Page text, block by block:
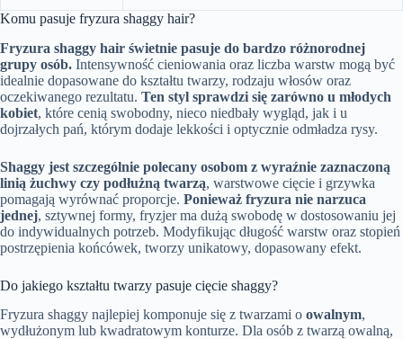
Komu pasuje fryzura shaggy hair?
Fryzura shaggy hair świetnie pasuje do bardzo różnorodnej
grupy osób. Intensywność cieniowania oraz liczba warstw mogą być
idealnie dopasowane do kształtu twarzy, rodzaju włosów oraz
oczekiwanego rezultatu. Ten styl sprawdzi się zarówno u młodych
kobiet, które cenią swobodny, nieco niedbały wygląd, jak i u
dojrzałych pań, którym dodaje lekkości i optycznie odmładza rysy.
Shaggy jest szczególnie polecany osobom z wyraźnie zaznaczoną
linią żuchwy czy podłużną twarzą, warstwowe cięcie i grzywka
pomagają wyrównać proporcje. Ponieważ fryzura nie narzuca
jednej, sztywnej formy, fryzjer ma dużą swobodę w dostosowaniu jej
do indywidualnych potrzeb. Modyfikując długość warstw oraz stopień
postrzępienia końcówek, tworzy unikatowy, dopasowany efekt.
Do jakiego kształtu twarzy pasuje cięcie shaggy?
Fryzura shaggy najlepiej komponuje się z twarzami o owalnym,
wydłużonym lub kwadratowym konturze. Dla osób z twarzą owalną,